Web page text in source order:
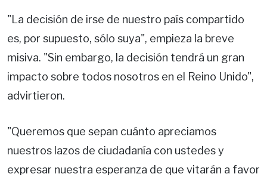
"La decisión de irse de nuestro país compartido
es, por supuesto, sólo suya", empieza la breve
misiva. "Sin embargo, la decisión tendrá un gran
impacto sobre todos nosotros en el Reino Unido",
advirtieron.
"Queremos que sepan cuánto apreciamos
nuestros lazos de ciudadanía con ustedes y
expresar nuestra esperanza de que vitarán a favor